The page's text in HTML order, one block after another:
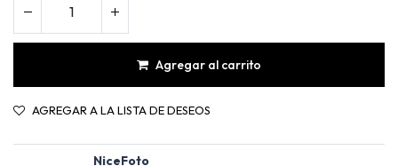
Agregar al carrito
AGREGAR A LA LISTA DE DESEOS
NiceFoto